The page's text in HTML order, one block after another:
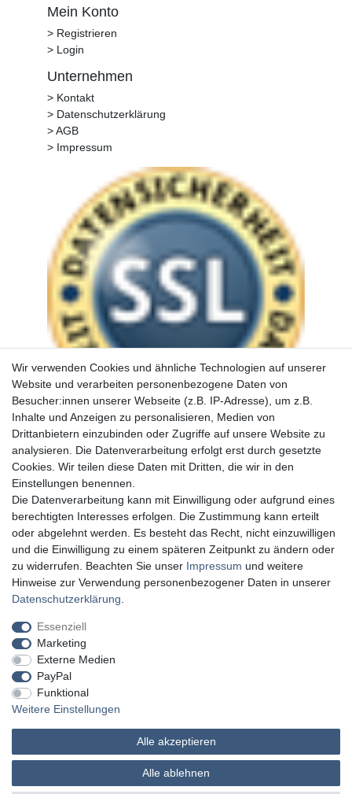
Mein Konto
> Registrieren
> Login
Unternehmen
> Kontakt
> Datenschutzerklärung
> AGB
> Impressum
MATHES Werkzeuge und Maschinen
Wir verwenden Cookies und ähnliche Technologien auf unserer
Website und verarbeiten personenbezogene Daten von
Besucher:innen unserer Webseite (z.B. IP-Adresse), um z.B.
Inhalte und Anzeigen zu personalisieren, Medien von
Drittanbietern einzubinden oder Zugriffe auf unsere Website zu
analysieren. Die Datenverarbeitung erfolgt erst durch gesetzte
Cookies. Wir teilen diese Daten mit Dritten, die wir in den
Einstellungen benennen.
Die Datenverarbeitung kann mit Einwilligung oder aufgrund eines
berechtigten Interesses erfolgen. Die Zustimmung kann erteilt
oder abgelehnt werden. Es besteht das Recht, nicht einzuwilligen
und die Einwilligung zu einem späteren Zeitpunkt zu ändern oder
zu widerrufen. Beachten Sie unser Impressum und weitere
Hinweise zur Verwendung personenbezogener Daten in unserer
Daten­schutz­erklärung
Essenziell
Marketing
Externe Medien
PayPal
Funktional
Weitere Einstellungen
Alle akzeptieren
Alle ablehnen